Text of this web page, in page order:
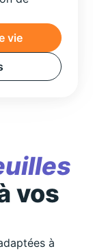
vie
vos
à